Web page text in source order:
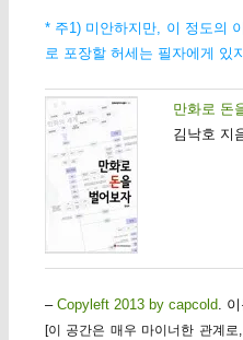
* 주1) 미안하지만, 이 정도의
로 포장할 허세는 필자에게 있
만화로 돈
김낙호 지
– Copyleft 2013 by capcold.
[이 공간은 매우 마이너한 관계